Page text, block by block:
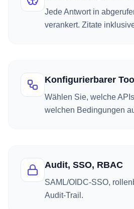
Jede Antwort in
verankert. Zitate
Konfigurierbarer
Wählen Sie, welche
welchen Bedingungen
Audit, SSO, RBAC
SAML/OIDC-SSO,
Audit-Trail.